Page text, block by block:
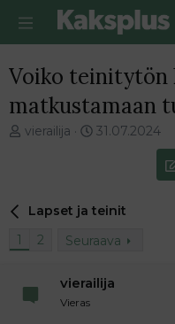
Voiko teinitytön
matkustamaan
V
e
u
vierailija
E
m
i
e
31.07.2024
Lapset ja teinit
1
2 Seuraava
vierailija
Vieras